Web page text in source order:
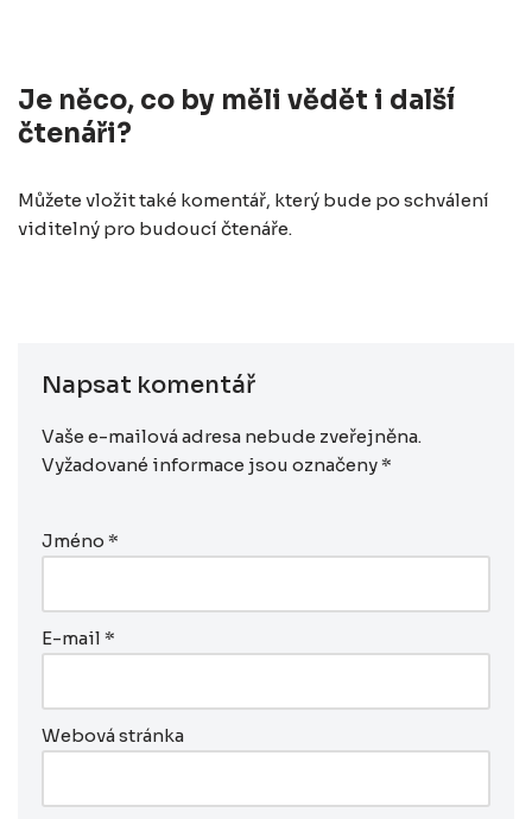
Je něco, co by měli vědět i další
čtenáři?
Můžete vložit také komentář, který bude po schválení
viditelný pro budoucí čtenáře.
Napsat komentář
Vaše e-mailová adresa nebude zveřejněna.
Vyžadované informace jsou označeny *
Jméno *
E-mail *
Webová stránka